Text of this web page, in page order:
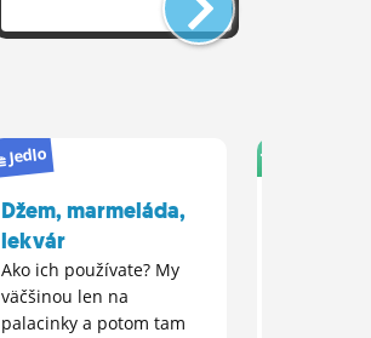
Jedlo
Džem, marmeláda,
lekvár
Ako ich používate? My
väčšinou len na
palacinky a potom tam